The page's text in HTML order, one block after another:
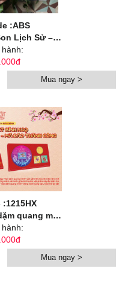
:ABS
– Tự Hào Việt Nam”
hành:
Mua ngay >
:1215HX
quang minh
hành:
Mua ngay >